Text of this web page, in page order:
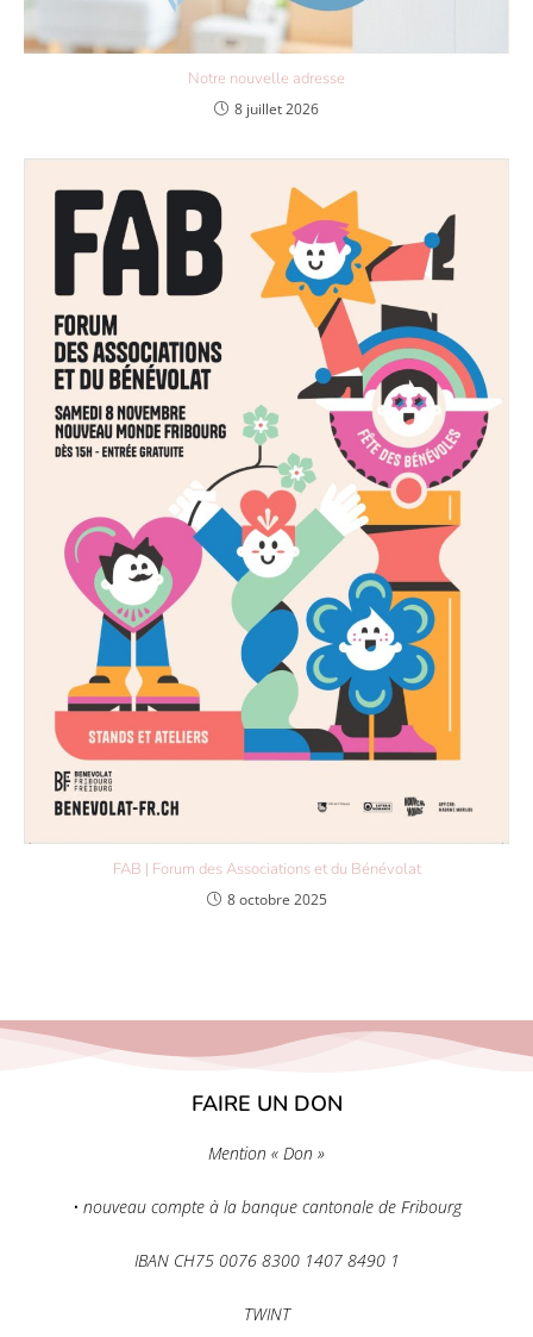
Notre nouvelle adresse
8 juillet 2026
FAB | Forum des Associations et du Bénévolat
8 octobre 2025
FAIRE UN DON
Mention « Don »
• nouveau compte à la banque cantonale de Fribourg
IBAN CH75 0076 8300 1407 8490 1
TWINT